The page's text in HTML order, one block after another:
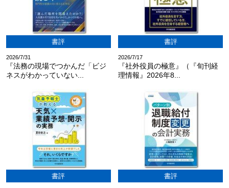
書評
2026/7/31
『法務の現場でつかんだ「ビジ
ネスがわかっていない...
書評
2026/7/17
『社外役員の極意』（『旬刊経
理情報』2026年8...
書評 書評